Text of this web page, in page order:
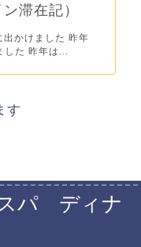
滞在記）
かけました 昨年
した 昨年は...
す
パ ディナ